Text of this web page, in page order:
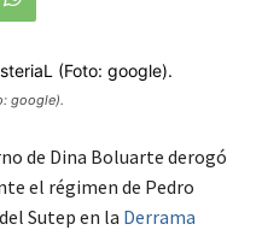
google).
de Dina Boluarte derogó
el régimen de Pedro
Sutep en la Derrama